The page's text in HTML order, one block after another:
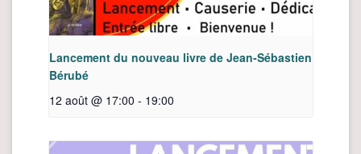
Lancement du nouveau livre de Jean-Sébastien
Bérubé
12 août @ 17:00 - 19:00